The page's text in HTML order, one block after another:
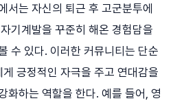
서는 자신의 퇴근 후 고군분투에
기계발을 꾸준히 해온 경험담을
수 있다. 이러한 커뮤니티는 단순
긍정적인 자극을 주고 연대감을
화하는 역할을 한다. 예를 들어, 영